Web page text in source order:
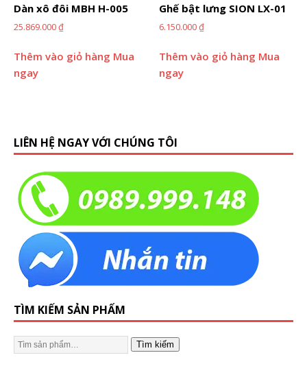
Dàn xô đôi MBH H-005
25.869.000₫
Thêm vào giỏ hàng Mua
ngay
Ghế bật lưng SION LX-01
6.150.000₫
Thêm vào giỏ hàng Mua
ngay
LIÊN HỆ NGAY VỚI CHÚNG TÔI
TÌM KIẾM SẢN PHẨM
Tìm kiếm